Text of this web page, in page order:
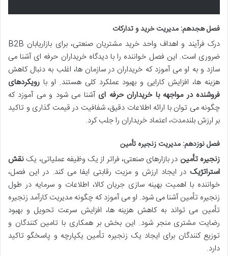
فصل هجدهم: مدیریت خرید و تدارکات
درک فرآیند و اهداف واحد خرید مشتریان صنعتی، برای بازاریابان B2B
ضروری است. این فصل خواننده را با دیدگاه خریداران حرفه ای آشنا می
سازد و به او می آموزد که خریداران در سازمان ها، اغلب به دنبال کاهش
هزینه ها، افزایش کارایی و بهبود عملکرد کلی هستند. او با رویکردهای
فروشنده در مواجهه با خریداران حرفه ای آشنا می شود و می آموزد که
چگونه می توان با ارائه اطلاعات دقیق، شفافیت در قیمت گذاری و تاکید
بر ارزش بلندمدت، اعتماد خریداران را جلب کرد.
فصل نوزدهم: مدیریت زنجیره تأمین
زنجیره تأمین در بازارهای صنعتی، فراتر از یک وظیفه عملیاتی، یک نقش
استراتژیک در ایجاد ارزش و مزیت رقابتی ایفا می کند. در این فصل،
خواننده با اهمیت بهینه سازی جریان کالا، اطلاعات و سرمایه در طول
زنجیره تأمین آشنا می شود. او می آموزد که چگونه مدیریت کارآمد زنجیره
تأمین می تواند به کاهش هزینه ها، افزایش سرعت تحویل و بهبود
رضایت مشتری منجر شود. این بخش بر همکاری با تامین کنندگان و
توزیع کنندگان برای ایجاد یک زنجیره تأمین یکپارچه و پاسخگو تاکید
دارد.